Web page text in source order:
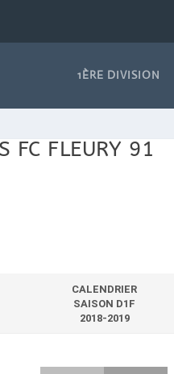
1ÈRE DIVISION
FC FLEURY 91
CALENDRIER
SAISON D1F
2018-2019